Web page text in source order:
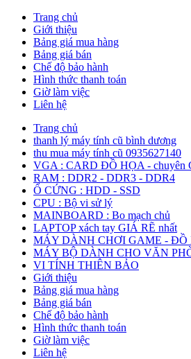
Trang chủ
Giới thiệu
Bảng giá mua hàng
Bảng giá bán
Chế độ bảo hành
Hình thức thanh toán
Giờ làm việc
Liên hệ
Trang chủ
thanh lý máy tính cũ bình dương
thu mua máy tính cũ 0935627140
VGA : CARD ĐỒ HỌA - chuyên
RAM : DDR2 - DDR3 - DDR4
Ổ CỨNG : HDD - SSD
CPU : Bộ vi sử lý
MAINBOARD : Bo mạch chủ
LAPTOP xách tay GIÁ RẼ nhất
MÁY DÀNH CHƠI GAME - ĐỒ
MÁY BỘ DÀNH CHO VĂN
VI TÍNH THIÊN BẢO
Giới thiệu
Bảng giá mua hàng
Bảng giá bán
Chế độ bảo hành
Hình thức thanh toán
Giờ làm việc
Liên hệ